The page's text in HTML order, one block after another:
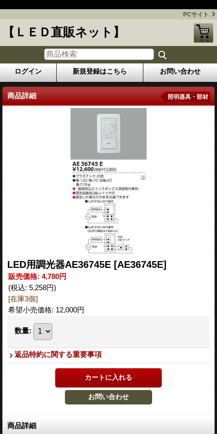
PCサイト
【ＬＥＤ直販ネット】
ログイン 新規登録はこちら お問い合わせ
商品詳細 照明器具・部材
LED用調光器AE36745E [AE36745E]
販売価格: 4,780円
(税込: 5,258円)
[在庫3個]
希望小売価格: 12,000円
数量:
返品特約に関する重要事項
商品詳細